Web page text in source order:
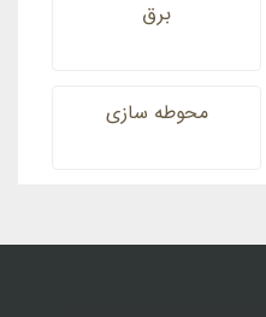
برق
محوطه سازی